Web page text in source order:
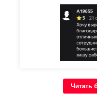
Читать